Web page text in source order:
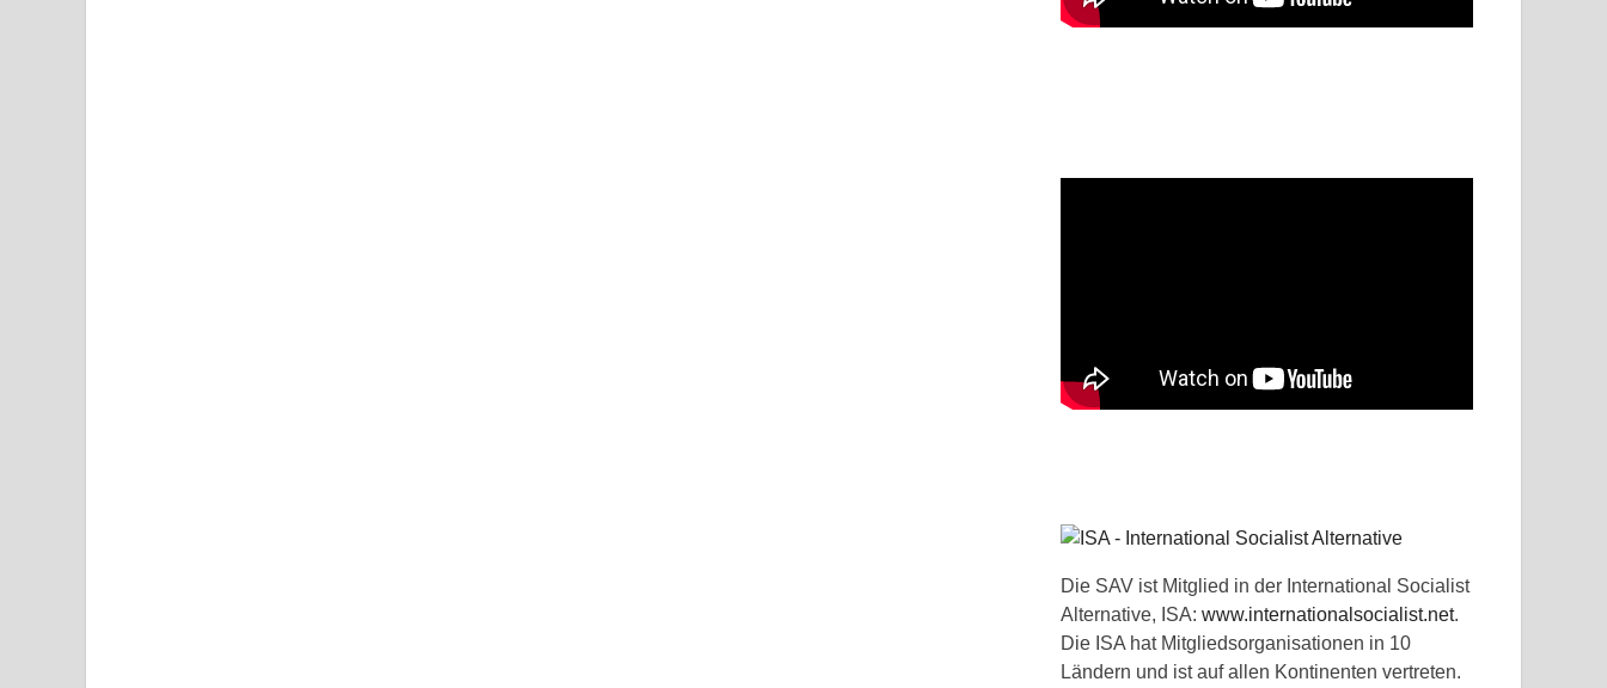
Die SAV ist Mitglied in der International Socialist
Alternative, ISA:www.internationalsocialist.net.
Die ISA hat Mitgliedsorganisationen in 10
Ländern und ist auf allen Kontinenten vertreten.